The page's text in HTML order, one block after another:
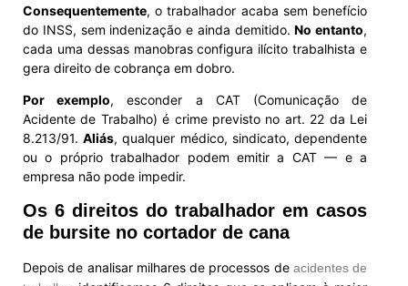
Consequentemente, o trabalhador acaba sem benefício
do INSS, sem indenização e ainda demitido.No entanto,
cada uma dessas manobras configura ilícito trabalhista e
gera direito de cobrança em dobro.
Por exemplo, esconder a CAT (Comunicação de
Acidente de Trabalho) é crime previsto no art. 22 da Lei
8.213/91.Aliás, qualquer médico, sindicato, dependente
ou o próprio trabalhador podem emitir a CAT — e a
empresa não pode impedir.
Os 6 direitos do trabalhador em casos
de bursite no cortador de cana
Depois de analisar milhares de processos de acidentes de